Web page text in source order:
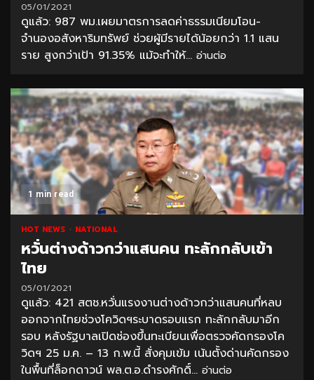
05/01/2021
ดูแล้ว: 987 พม.เผยมาตรการลดค่าธรรมเนียมโอน-
จำนองอสังหาริมทรัพย์ ช่วยผู้มีรายได้น้อยกว่า 1.1 แสน
ราย สูงกว่าเป้า 91.35% แม้จะทำให้... อ่านต่อ
1 min read
HOT NEWS NATIONAL
หวั่นต่างด้าวกว่าแสนคน ทะลักกลับเข้า
ไทย
05/01/2021
ดูแล้ว: 421 สตช.หวั่นแรงงานต่างด้าวกว่าแสนคนที่หลบ
ออกจากไทยช่วงโควิดฯระบาดรอบแรก ทะลักกลับมาอีก
รอบ หลังรัฐบาลเปิดช่องขึ้นทะเบียนเพื่อตรวจคัดกรองโค
วิดฯ 25 ม.ค. – 13 ก.พ.นี้ สั่งคุมเข้ม เน้นตั้งด่านคัดกรอง
ในพื้นที่ล็อกดาวน์ พล.ต.อ.ดำรงศักดิ์... อ่านต่อ